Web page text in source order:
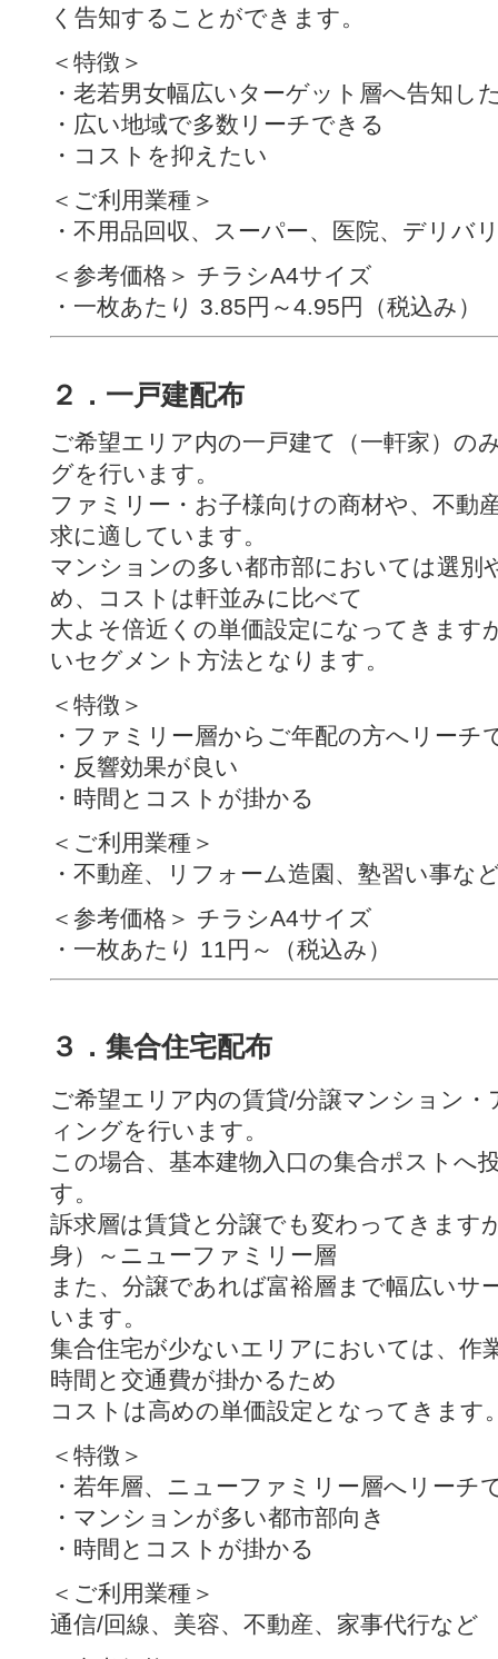
く告知することができます。
＜特徴＞
・老若男女幅広いターゲット層へ告知し
・広い地域で多数リーチできる
・コストを抑えたい
＜ご利用業種＞
・不用品回収、スーパー、医院、デリバ
＜参考価格＞ チラシA4サイズ
・一枚あたり 3.85円～4.95円（税込み）
２．一戸建配布
ご希望エリア内の一戸建て（一軒家）の
グを行います。
ファミリー・お子様向けの商材や、不動
求に適しています。
マンションの多い都市部においては選別
め、コストは軒並みに比べて
大よそ倍近くの単価設定になってきます
いセグメント方法となります。
＜特徴＞
・ファミリー層からご年配の方へリーチ
・反響効果が良い
・時間とコストが掛かる
＜ご利用業種＞
・不動産、リフォーム造園、塾習い事な
＜参考価格＞ チラシA4サイズ
・一枚あたり 11円～（税込み）
３．集合住宅配布
ご希望エリア内の賃貸/分譲マンション
ィングを行います。
この場合、基本建物入口の集合ポストへ
す。
訴求層は賃貸と分譲でも変わってきます
身）～ニューファミリー層
また、分譲であれば富裕層まで幅広いサ
います。
集合住宅が少ないエリアにおいては、作
時間と交通費が掛かるため
コストは高めの単価設定となってきます
＜特徴＞
・若年層、ニューファミリー層へリーチ
・マンションが多い都市部向き
・時間とコストが掛かる
＜ご利用業種＞
通信/回線、美容、不動産、家事代行など